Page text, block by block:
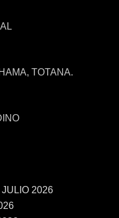
TOTANA.
2026